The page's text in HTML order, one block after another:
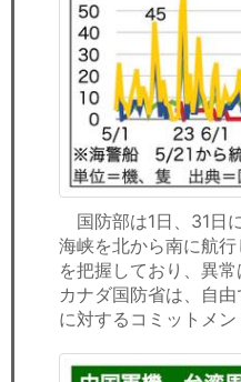
国防部は1日、31日
海峡を北から南に航
を把握しており、異常
カナダ国防省は、自
に対するコミットメン